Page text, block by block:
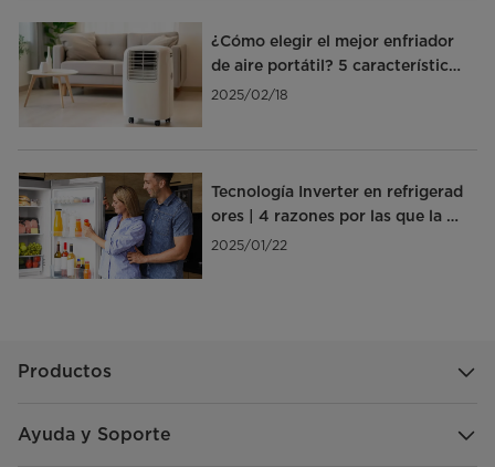
¿Cómo elegir el mejor enfriador
de aire portátil? 5 características
clave
2025/02/18
Tecnología Inverter en refrigerad
ores | 4 razones por las que la ne
cesitas
2025/01/22
Productos
Ayuda y Soporte